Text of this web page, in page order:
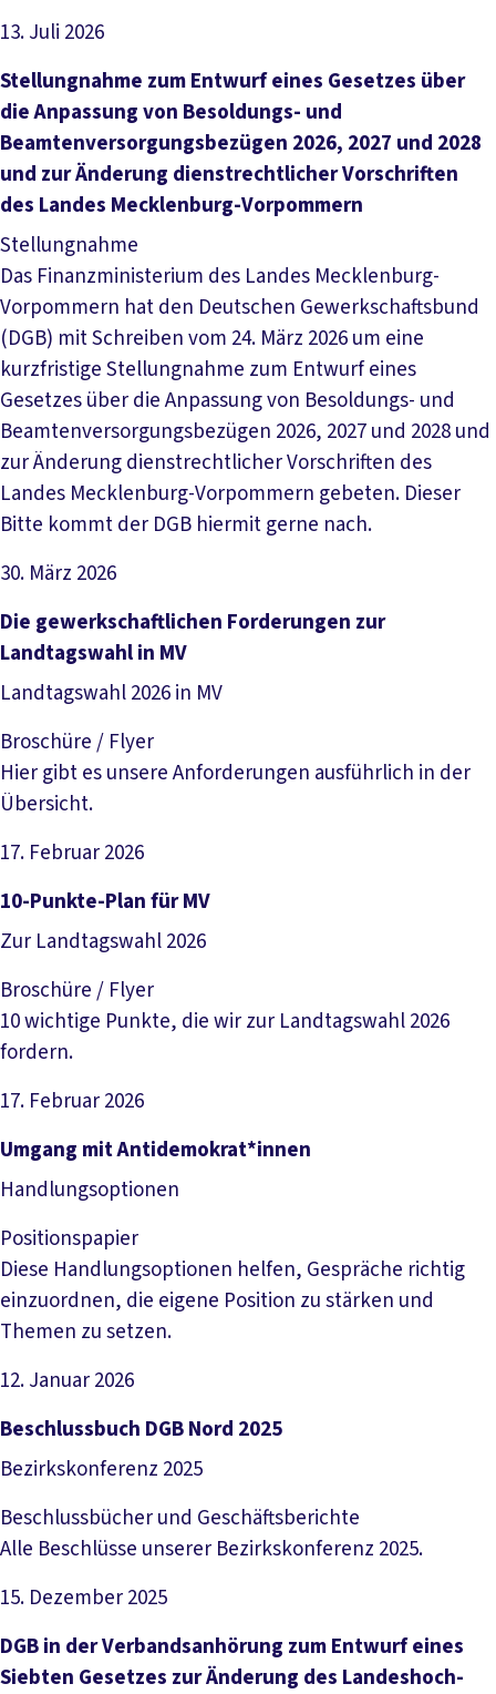
13. Juli 2026
Datei herunterladen
Stellungnahme zum Entwurf eines Gesetzes über
die Anpassung von Besoldungs- und
Beamtenversorgungsbezügen 2026, 2027 und 2028
und zur Änderung dienstrechtlicher Vorschriften
des Landes Mecklenburg-Vorpommern
Stellungnahme
Das Finanzministerium des Landes Mecklenburg-
Vorpommern hat den Deutschen Gewerkschaftsbund
(DGB) mit Schreiben vom 24. März 2026 um eine
kurzfristige Stellungnahme zum Entwurf eines
Gesetzes über die Anpassung von Besoldungs- und
Beamtenversorgungsbezügen 2026, 2027 und 2028 und
zur Änderung dienstrechtlicher Vorschriften des
Landes Mecklenburg-Vorpommern gebeten. Dieser
Bitte kommt der DGB hiermit gerne nach.
30. März 2026
Datei herunterladen
Die gewerkschaftlichen Forderungen zur
Landtagswahl in MV
Landtagswahl 2026 in MV
Broschüre / Flyer
Hier gibt es unsere Anforderungen ausführlich in der
Übersicht.
17. Februar 2026
Datei herunterladen
10-Punkte-Plan für MV
Zur Landtagswahl 2026
Broschüre / Flyer
10 wichtige Punkte, die wir zur Landtagswahl 2026
fordern.
17. Februar 2026
Datei herunterladen
Umgang mit Antidemokrat*innen
Handlungsoptionen
Positionspapier
Diese Handlungsoptionen helfen, Gespräche richtig
einzuordnen, die eigene Position zu stärken und
Themen zu setzen.
12. Januar 2026
Datei herunterladen
Beschlussbuch DGB Nord 2025
Bezirkskonferenz 2025
Beschlussbücher und Geschäftsberichte
Alle Beschlüsse unserer Bezirkskonferenz 2025.
15. Dezember 2025
Datei herunterladen
DGB in der Ver­bandsan­hö­rung zum Ent­wurf ei­nes
Sieb­ten Ge­set­zes zur Än­de­rung des Lan­des­hoch­